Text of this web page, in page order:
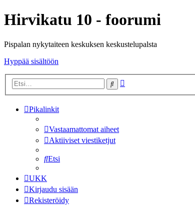
Hirvikatu 10 - foorumi
Pispalan nykytaiteen keskuksen keskustelupalsta
Hyppää sisältöön
Etsi
Pikalinkit
Vastaamattomat aiheet
Aktiiviset viestiketjut
Etsi
UKK
Kirjaudu sisään
Rekisteröidy